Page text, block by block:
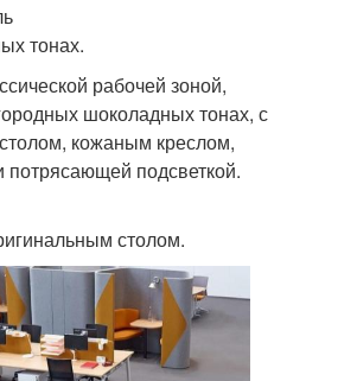
тонах.
рабочей зоной,
шоколадных тонах, с
кожаным креслом,
подсветкой.
столом.